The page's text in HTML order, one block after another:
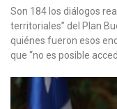
Son 184 los diálogos
territoriales” del Plan
quiénes fueron esos
que “no es posible